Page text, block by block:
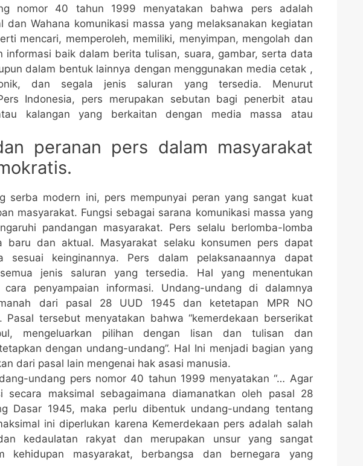
nomor 40 tahun 1999 menyatakan bahwa pers adalah
dan Wahana komunikasi massa yang melaksanakan kegiatan
mencari, memperoleh, memiliki, menyimpan, mengolah dan
informasi baik dalam berita tulisan, suara, gambar, serta data
dalam bentuk lainnya dengan menggunakan media cetak ,
dan segala jenis saluran yang tersedia. Menurut
Indonesia, pers merupakan sebutan bagi penerbit atau
kalangan yang berkaitan dengan media massa atau
peranan pers dalam masyarakat
serba modern ini, pers mempunyai peran yang sangat kuat
masyarakat. Fungsi sebagai sarana komunikasi massa yang
pandangan masyarakat. Pers selalu berlomba-lomba
baru dan aktual. Masyarakat selaku konsumen pers dapat
sesuai keinginannya. Pers dalam pelaksanaannya dapat
jenis saluran yang tersedia. Hal yang menentukan
penyampaian informasi. Undang-undang di dalamnya
dari pasal 28 UUD 1945 dan ketetapan MPR NO
Pasal tersebut menyatakan bahwa “kemerdekaan berserikat
mengeluarkan pilihan dengan lisan dan tulisan dan
dengan undang-undang”. Hal Ini menjadi bagian yang
dari pasal lain mengenai hak asasi manusia.
undang pers nomor 40 tahun 1999 menyatakan “… Agar
secara maksimal sebagaimana diamanatkan oleh pasal 28
Dasar 1945, maka perlu dibentuk undang-undang tentang
ini diperlukan karena Kemerdekaan pers adalah salah
kedaulatan rakyat dan merupakan unsur yang sangat
kehidupan masyarakat, berbangsa dan bernegara yang